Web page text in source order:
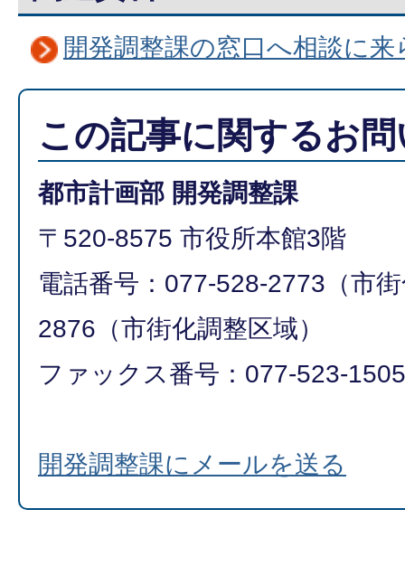
開発調整課の窓口へ相談に
この記事に関するお
都市計画部 開発調整課
〒520-8575 市役所本館3階
電話番号：077-528-2773（市
2876（市街化調整区域）
ファックス番号：077-523-1505
開発調整課にメールを送る